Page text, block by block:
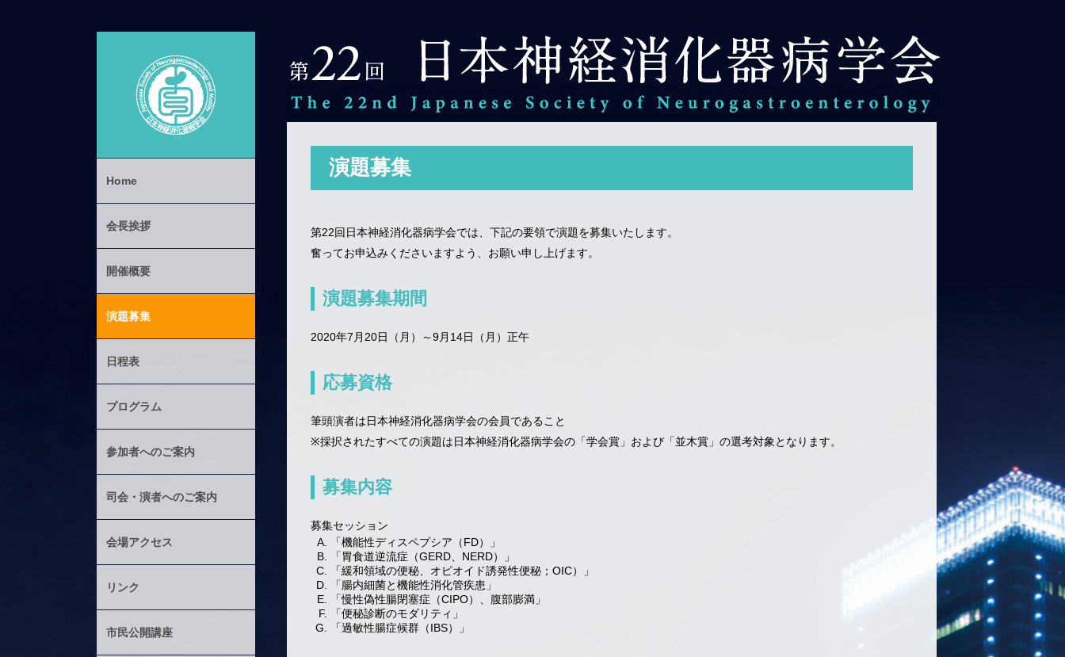
演題募集
第22回日本神経消化器病学会では、下記の要領で演題を募集いたします。
奮ってお申込みくださいますよう、お願い申し上げます。
演題募集期間
2020年7月20日（月）～9月14日（月）正午
応募資格
筆頭演者は日本神経消化器病学会の会員であること
※採択されたすべての演題は日本神経消化器病学会の「学会賞」および「並木賞」の選考対象となります。
募集内容
募集セッション
「機能性ディスペプシア（FD）」
「胃食道逆流症（GERD、NERD）」
「緩和領域の便秘、オピオイド誘発性便秘；OIC）」
「腸内細菌と機能性消化管疾患」
「慢性偽性腸閉塞症（CIPO）、腹部膨満」
「便秘診断のモダリティ」
「過敏性腸症候群（IBS）」
Home
会長挨拶
開催概要
演題募集
日程表
プログラム
参加者へのご案内
司会・演者へのご案内
会場アクセス
リンク
市民公開講座